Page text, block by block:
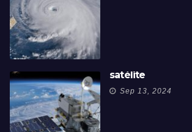
satélite
Sep 13, 2024